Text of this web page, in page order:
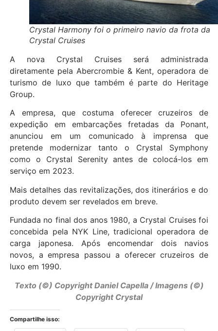
Crystal Harmony foi o primeiro navio da frota da
Crystal Cruises
A nova Crystal Cruises será administrada
diretamente pela Abercrombie & Kent, operadora de
turismo de luxo que também é parte do Heritage
Group.
A empresa, que costuma oferecer cruzeiros de
expedição em embarcações fretadas da Ponant,
anunciou em um comunicado à imprensa que
pretende modernizar tanto o Crystal Symphony
como o Crystal Serenity antes de colocá-los em
serviço em 2023.
Mais detalhes das revitalizações, dos itinerários e do
produto devem ser revelados em breve.
Fundada no final dos anos 1980, a Crystal Cruises foi
concebida pela NYK Line, tradicional operadora de
carga japonesa. Após encomendar dois navios
novos, a empresa passou a oferecer cruzeiros de
luxo em 1990.
Texto (©) Copyright Daniel Capella / Imagens (©)
Copyright Crystal
Compartilhe isso: